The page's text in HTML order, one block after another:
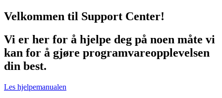
Velkommen til Support Center!
Vi er her for å hjelpe deg på noen måte vi
kan for å gjøre programvareopplevelsen
din best.
Les hjelpemanualen